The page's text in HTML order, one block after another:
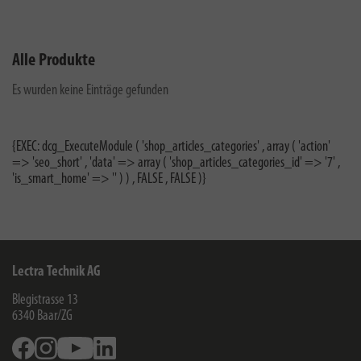
Alle Produkte
Es wurden keine Einträge gefunden
{EXEC: dcg_ExecuteModule ( 'shop_articles_categories' , array ( 'action'
=> 'seo_short' , 'data' => array ( 'shop_articles_categories_id' => '7' ,
'is_smart_home' => '' ) ) , FALSE , FALSE )}
Lectra Technik AG
Blegistrasse 13
6340 Baar/ZG
FacebookInstagramYoutube